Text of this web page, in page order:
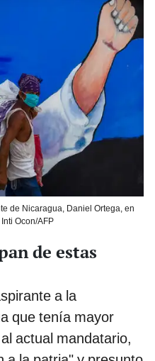
de Nicaragua, Daniel Ortega, en
Ocon/AFP
de estas
a la
que tenía mayor
actual mandatario,